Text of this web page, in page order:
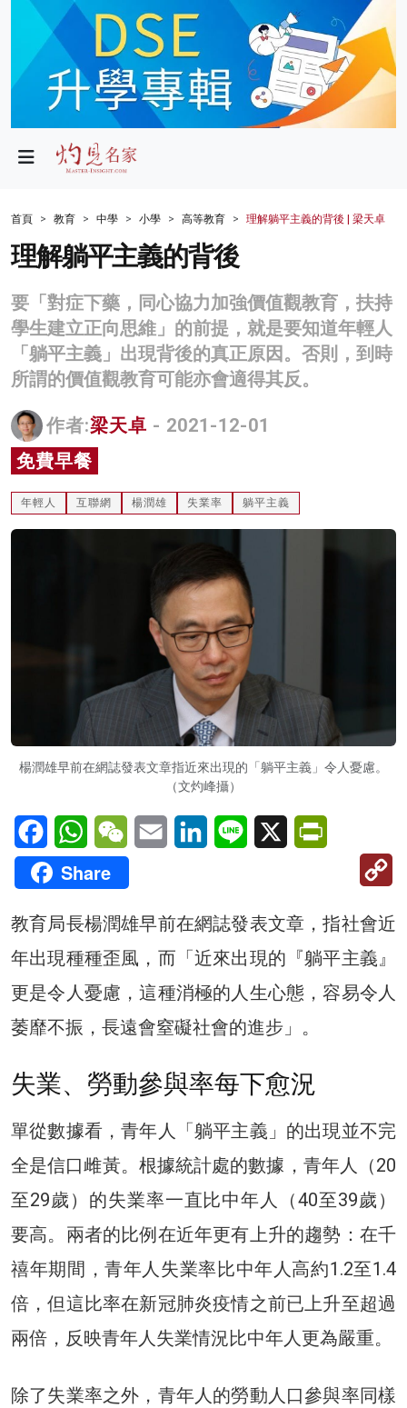
政局
財經
生活
商業
科技
名家榜
灼見活動
關於我們
首頁 教育 中學 小學 高等教育 理解躺平主義的背後 | 梁天卓
理解躺平主義的背後
要「對症下藥，同心協力加強價值觀教育，扶持
學生建立正向思維」的前提，就是要知道年輕人
「躺平主義」出現背後的真正原因。否則，到時
所謂的價值觀教育可能亦會適得其反。
作者:梁天卓 - 2021-12-01
免費早餐
年輕人 互聯網 楊潤雄 失業率 躺平主義
楊潤雄早前在網誌發表文章指近來出現的「躺平主義」令人憂慮。
（文灼峰攝）
FacebookWhatsAppWeChatEmail LinkedInLine X
Share
教育局長楊潤雄早前在網誌發表文章，指社會近
年出現種種歪風，而「近來出現的『躺平主義』
更是令人憂慮，這種消極的人生心態，容易令人
萎靡不振，長遠會窒礙社會的進步」。
失業、勞動參與率每下愈況
單從數據看，青年人「躺平主義」的出現並不完
全是信口雌黃。根據統計處的數據，青年人（20
至29歲）的失業率一直比中年人（40至39歲）
要高。兩者的比例在近年更有上升的趨勢：在千
禧年期間，青年人失業率比中年人高約1.2至1.4
倍，但這比率在新冠肺炎疫情之前已上升至超過
兩倍，反映青年人失業情況比中年人更為嚴重。
除了失業率之外，青年人的勞動人口參與率同樣